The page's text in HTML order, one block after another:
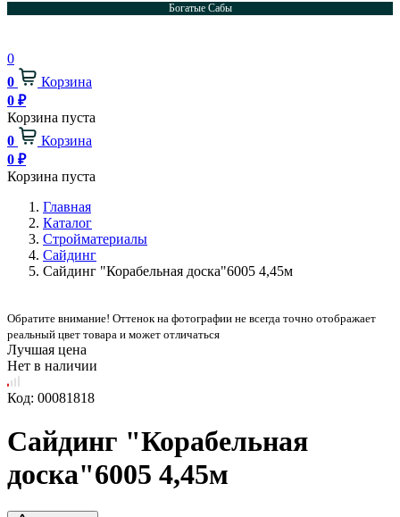
Богатые Сабы
0
0
Корзина
0 ₽
Корзина пуста
0
Корзина
0 ₽
Корзина пуста
Главная
Каталог
Стройматериалы
Сайдинг
Сайдинг "Корабельная доска"6005 4,45м
Обратите внимание! Оттенок на фотографии не всегда точно отображает
реальный цвет товара и может отличаться
Лучшая цена
Нет в наличии
Код: 00081818
Сайдинг "Корабельная
доска"6005 4,45м